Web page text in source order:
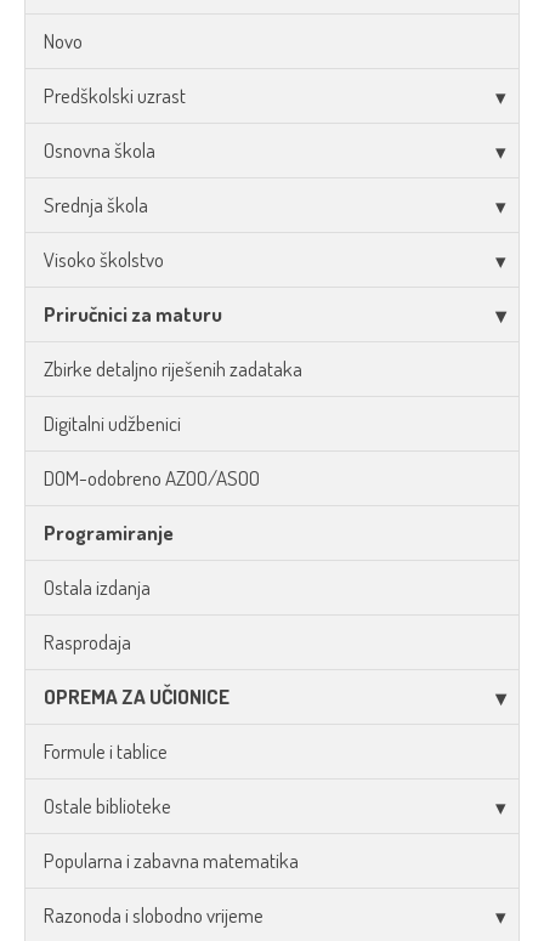
Novo
Predškolski uzrast
Osnovna škola
Srednja škola
Visoko školstvo
Priručnici za maturu
Zbirke detaljno riješenih zadataka
Digitalni udžbenici
DOM-odobreno AZOO/ASOO
Programiranje
Ostala izdanja
Rasprodaja
OPREMA ZA UČIONICE
Formule i tablice
Ostale biblioteke
Popularna i zabavna matematika
Razonoda i slobodno vrijeme